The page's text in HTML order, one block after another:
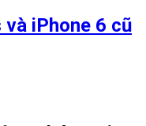
và iPhone 6 cũ